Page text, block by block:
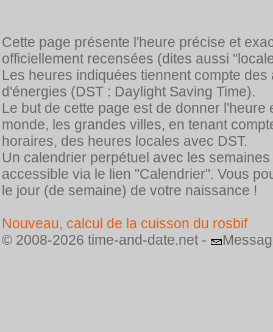
Cette page présente l'heure précise et
officiellement recensées (dites aussi
Les heures indiquées tiennent compte
d'énergies (DST : Daylight Saving Time).
Le but de cette page est de donner
monde, les grandes villes, en tenant
horaires, des heures locales avec DST.
Un calendrier perpétuel avec les
accessible via le lien "Calendrier". Vous
le jour (de semaine) de votre naissance !
Nouveau, calcul de la cuisson du rosbif
© 2008-2026 time-and-date.net -